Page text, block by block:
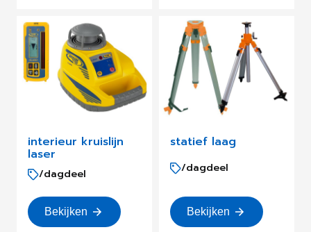
interieur kruislijn
laser
/dagdeel
Bekijken
statief laag
/dagdeel
Bekijken